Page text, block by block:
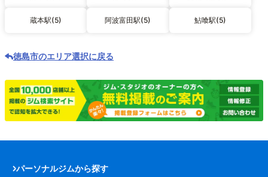
蔵本駅(5) 阿波富田駅(5) 鮎喰駅(5)
徳島市のエリア選択に戻る
パーソナルジムから探す